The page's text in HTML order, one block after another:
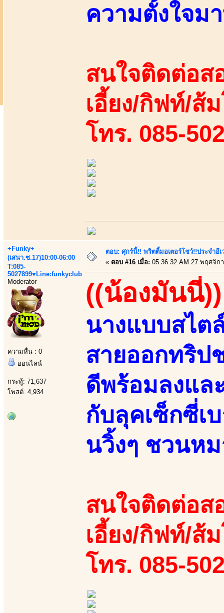
ความตั้งใจม
สนใจติดต่อส
เอี้ยง/กิฟท์/ส้
โทร. 085-
+Funky+
(เสนา.ซ.17)10:00-06:00
T:085-
5027899♥Line:funkyclub
Moderator
ความหื่น : 0
ออนไลน์
กระทู้: 71,637
โพสต์: 4,934
ตอบ: ศุกร์นี้!! พริตตี้มอเตอร์โชว์!!ประจำอี
« ตอบ #16 เมื่อ: 05:36:32 AM 27 พฤศจิก
((น้องมันนี่))
นางแบบสไต
สายออกทริป
ดีพร้อมลงแล
กับลุคเซ็กซี่เ
นวิ้งๆ ชวนห
สนใจติดต่อส
เอี้ยง/กิฟท์/ส้
โทร. 085-